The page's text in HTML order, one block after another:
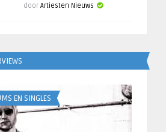
door Artiesten Nieuws
EN SINGLES